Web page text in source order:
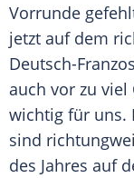
Vorrunde
jetzt auf dem
Deutsch-
auch vor zu
wichtig für uns.
sind
des Jahres auf